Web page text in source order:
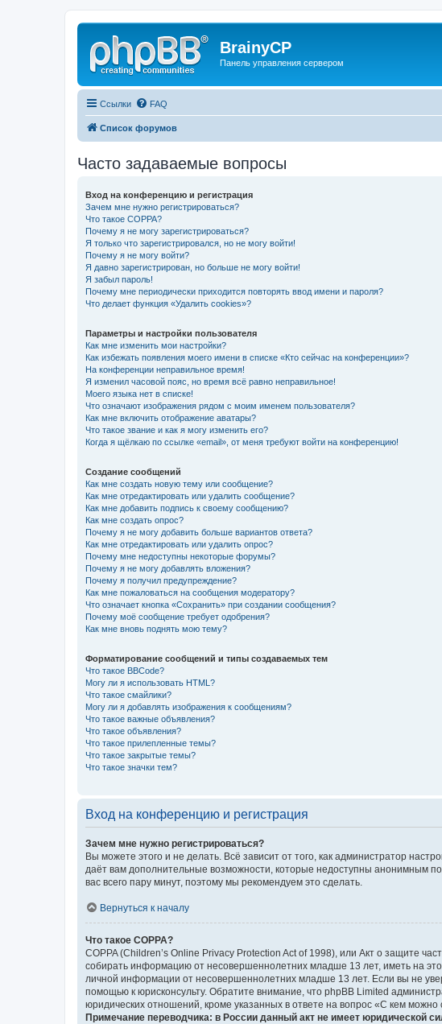
BrainyCP
Панель управления сервером
Ссылки FAQ
Список форумов
Часто задаваемые вопросы
Вход на конференцию и регистрация
Зачем мне нужно регистрироваться?
Что такое COPPA?
Почему я не могу зарегистрироваться?
Я только что зарегистрировался, но не могу войти!
Почему я не могу войти?
Я давно зарегистрирован, но больше не могу войти!
Я забыл пароль!
Почему мне периодически приходится повторять ввод имени и пароля?
Что делает функция «Удалить cookies»?
Параметры и настройки пользователя
Как мне изменить мои настройки?
Как избежать появления моего имени в списке «Кто сейчас на конференции»?
На конференции неправильное время!
Я изменил часовой пояс, но время всё равно неправильное!
Моего языка нет в списке!
Что означают изображения рядом с моим именем пользователя?
Как мне включить отображение аватары?
Что такое звание и как я могу изменить его?
Когда я щёлкаю по ссылке «email», от меня требуют войти на конференцию!
Создание сообщений
Как мне создать новую тему или сообщение?
Как мне отредактировать или удалить сообщение?
Как мне добавить подпись к своему сообщению?
Как мне создать опрос?
Почему я не могу добавить больше вариантов ответа?
Как мне отредактировать или удалить опрос?
Почему мне недоступны некоторые форумы?
Почему я не могу добавлять вложения?
Почему я получил предупреждение?
Как мне пожаловаться на сообщения модератору?
Что означает кнопка «Сохранить» при создании сообщения?
Почему моё сообщение требует одобрения?
Как мне вновь поднять мою тему?
Форматирование сообщений и типы создаваемых тем
Что такое BBCode?
Могу ли я использовать HTML?
Что такое смайлики?
Могу ли я добавлять изображения к сообщениям?
Что такое важные объявления?
Что такое объявления?
Что такое прилепленные темы?
Что такое закрытые темы?
Что такое значки тем?
Вход на конференцию и регистрация
Зачем мне нужно регистрироваться?
Вы можете этого и не делать. Всё зависит от того, как администратор
даёт вам дополнительные возможности, которые недоступны анонимным
вас всего пару минут, поэтому мы рекомендуем это сделать.
Вернуться к началу
Что такое COPPA?
COPPA (Children’s Online Privacy Protection Act of 1998), или Акт о защите
собирать информацию от несовершеннолетних младше 13 лет, иметь на
личной информации от несовершеннолетних младше 13 лет. Если вы не
помощью к юрисконсульту. Обратите внимание, что phpBB Limited
юридических отношений, кроме указанных в ответе на вопрос «С кем можно
Примечание переводчика: в России данный акт не имеет юридической